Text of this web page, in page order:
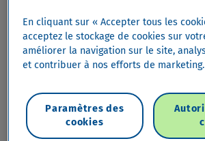
Mastercard® Identity Check™
Comment utiliser Mastercard Identity
Puis-je également utiliser Mastercard
avec la carte supplémentaire?
En cliquant sur « Accepter tous les
acceptez le stockage de cookies sur
améliorer la navigation sur le site,
et contribuer à nos efforts de marketing.
Paramètres des
cookies